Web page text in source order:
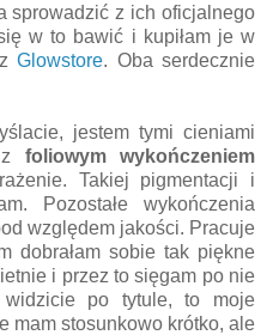
sprowadzić z ich oficjalnego
w to bawić i kupiłam je w
Glowstore. Oba serdecznie
jestem tymi cieniami
z foliowym wykończeniem
Takiej pigmentacji i
Pozostałe wykończenia
względem jakości. Pracuje
dobrałam sobie tak piękne
i przez to sięgam po nie
widzicie po tytule, to moje
mam stosunkowo krótko, ale